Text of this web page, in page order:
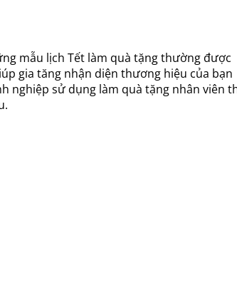
mẫu lịch Tết làm quà tặng thường được
gia tăng nhận diện thương hiệu của bạn
nghiệp sử dụng làm quà tặng nhân viên